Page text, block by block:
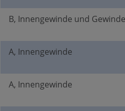
B, Innengewinde und
A, Innengewinde
A, Innengewinde